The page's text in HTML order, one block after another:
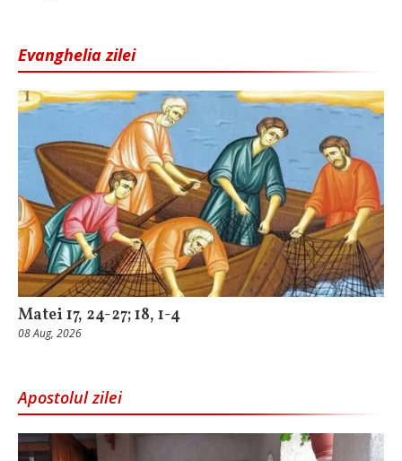
Evanghelia zilei
Matei 17, 24-27; 18, 1-4
08 Aug, 2026
Apostolul zilei